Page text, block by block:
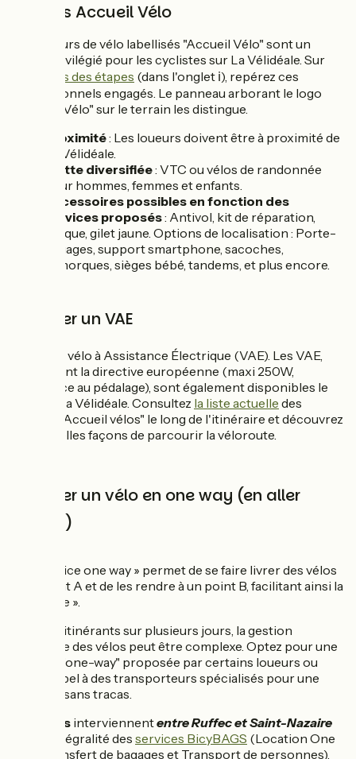
loueurs Accueil Vélo
Les loueurs de vélo labellisés "Accueil Vélo" sont un
choix privilégié pour les cyclistes sur La Vélidéale. Sur
cartes des étapes (dans l'onglet ℹ️), repérez ces
professionnels engagés. Le panneau arborant le logo
"Accueil Vélo" sur le terrain les distingue.
Proximité: Les loueurs doivent être à proximité de
La Vélidéale.
Flotte diversifiée: VTC ou vélos de randonnée
pour hommes, femmes et enfants.
Accessoires possibles en fonction des
services proposés: Antivol, kit de réparation,
casque, gilet jaune. Options de localisation : Porte-
bagages, support smartphone, sacoches,
remorques, sièges bébé, tandems, et plus encore.
2️⃣ Louer un VAE
Louer un vélo à Assistance Électrique (VAE). Les VAE,
respectant la directive européenne (maxi 250W,
assistance au pédalage), sont également disponibles le
long de La Vélidéale. Consultez la liste actuelle des
loueurs "Accueil vélos" le long de l'itinéraire et découvrez
de nouvelles façons de parcourir la véloroute.
3️⃣ Louer un vélo en one way (en aller
simple)
« Le service one way » permet de se faire livrer des vélos
à un point A et de les rendre à un point B, facilitant ainsi la
logistique ».
Pour les itinérants sur plusieurs jours, la gestion
logistique des vélos peut être complexe. Optez pour une
formule "one-way" proposée par certains loueurs ou
faites appel à des transporteurs spécialisés pour une
solution sans tracas.
Bicybags interviennententre Ruffec et Saint-Nazaire
pour l’intégralité des services BicyBAGS (Location One
Way, Transfert de bagages et Transport de personnes).